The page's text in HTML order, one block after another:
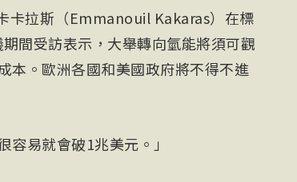
卡拉斯（Emmanouil Kakaras）在標
間受訪表示，大舉轉向氫能將須可觀
本。歐洲各國和美國政府將不得不進
易就會破1兆美元。」